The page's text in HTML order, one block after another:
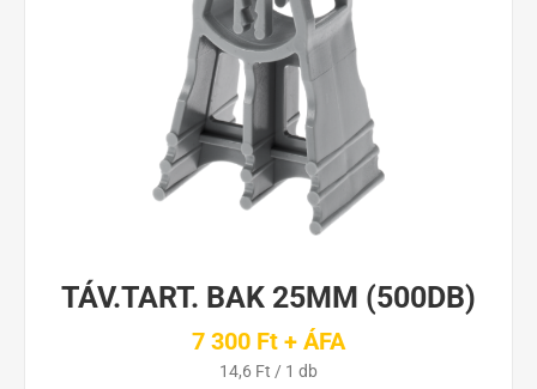
TÁV.TART. BAK 25MM (500DB)
7 300 Ft + ÁFA
14,6 Ft / 1 db